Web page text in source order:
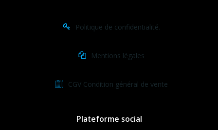
Politique de confidentialité.
Mentions légales
CGV Condition général de vente
Plateforme social